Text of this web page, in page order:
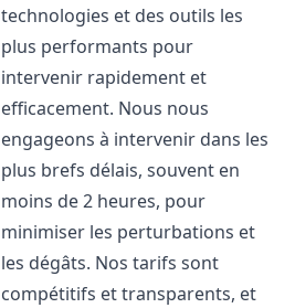
technologies et des outils les
plus performants pour
intervenir rapidement et
efficacement. Nous nous
engageons à intervenir dans les
plus brefs délais, souvent en
moins de 2 heures, pour
minimiser les perturbations et
les dégâts. Nos tarifs sont
compétitifs et transparents, et